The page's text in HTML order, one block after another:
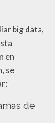
big data,
en
se
de